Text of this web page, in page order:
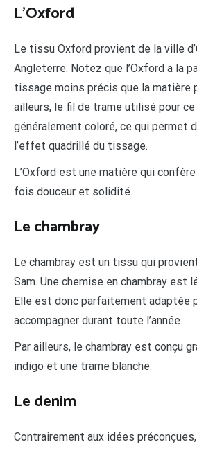
L’Oxford
Le tissu Oxford provient de la ville
Angleterre. Notez que l’Oxford a la
tissage moins précis que la matière
ailleurs, le fil de trame utilisé pour
généralement coloré, ce qui permet
l’effet quadrillé du tissage.
L’Oxford est une matière qui
fois douceur et solidité.
Le chambray
Le chambray est un tissu qui
Sam. Une chemise en chambray est
Elle est donc parfaitement adaptée
accompagner durant toute l’année.
Par ailleurs, le chambray est conçu
indigo et une trame blanche.
Le denim
Contrairement aux idées